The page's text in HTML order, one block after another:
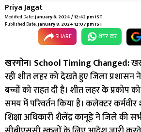
Priya Jagat
Modified Date:January 8, 2024 / 12:42 pm IST
Published Date:January 8, 2024 12:07 pm IST
SHARE शेयर कर
खरगोन। School Timing Changed:
रही शीत लहर को देखते हुए जिला
बच्चों को राहत दी है। शीत लहर के प्रकोप
समय में परिवर्तन किया है। कलेक्टर कर्मवीर
शिक्षा अधिकारी शैलेंद्र कानूड़े ने जिले की